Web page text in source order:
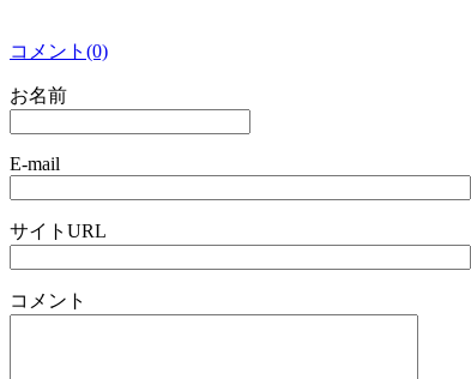
コメント(0)
お名前
E-mail
サイトURL
コメント